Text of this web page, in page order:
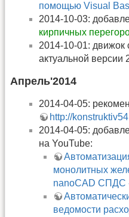
помощью Visual
2014-10-03:
кирпичных
2014-10-01: движок
актуальной версии
Апрель'2014
2014-04-05:
http://
2014-04-05:
на YouTube:
монолитных
nanoCAD СПДС
ведомости